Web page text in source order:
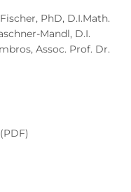
PhD, D.I.Math.
Mandl, D.I.
Assoc. Prof. Dr.
(PDF)